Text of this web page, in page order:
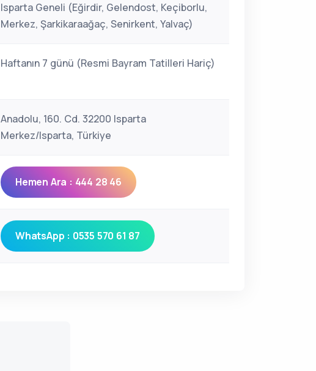
Isparta Geneli (Eğirdir, Gelendost, Keçiborlu,
Merkez, Şarkikaraağaç, Senirkent, Yalvaç)
Haftanın 7 günü (Resmi Bayram Tatilleri Hariç)
Anadolu, 160. Cd. 32200 Isparta
Merkez/Isparta, Türkiye
Hemen Ara : 444 28 46
WhatsApp : 0535 570 61 87